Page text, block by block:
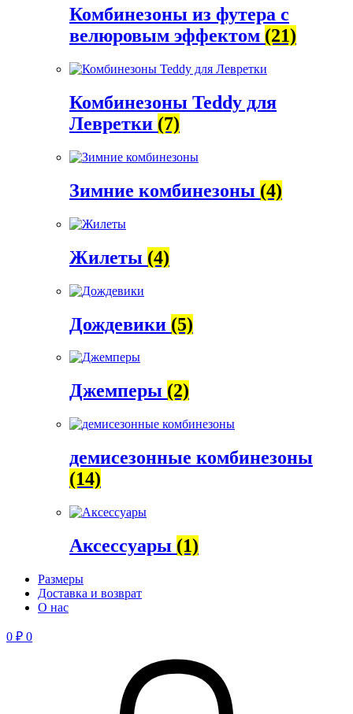
Комбинезоны из футера с
велюровым эффектом (21)
Комбинезоны Teddy для
Левретки (7)
Зимние комбинезоны (4)
Жилеты (4)
Дождевики (5)
Джемперы (2)
демисезонные комбинезоны
(14)
Аксессуары (1)
Размеры
Доставка и возврат
О нас
0 ₽ 0